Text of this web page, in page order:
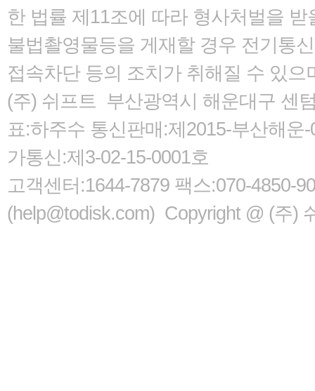
한 법률 제11조에 따라 형사처벌을 받
불법촬영물등을 게재할 경우 전기통
접속차단 등의 조치가 취해질 수 있으
(주) 쉬프트 부산광역시 해운대구 센
표:하주수 통신판매:제2015-부산해
가통신:제3-02-15-0001호
고객센터:1644-7879 팩스:070-4850-
(help@todisk.com) Copyright @ (주)